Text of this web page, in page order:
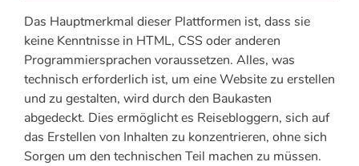
Das Hauptmerkmal dieser Plattformen ist, dass sie
keine Kenntnisse in HTML, CSS oder anderen
Programmiersprachen voraussetzen. Alles, was
technisch erforderlich ist, um eine Website zu erstellen
und zu gestalten, wird durch den Baukasten
abgedeckt. Dies ermöglicht es Reisebloggern, sich auf
das Erstellen von Inhalten zu konzentrieren, ohne sich
Sorgen um den technischen Teil machen zu müssen.